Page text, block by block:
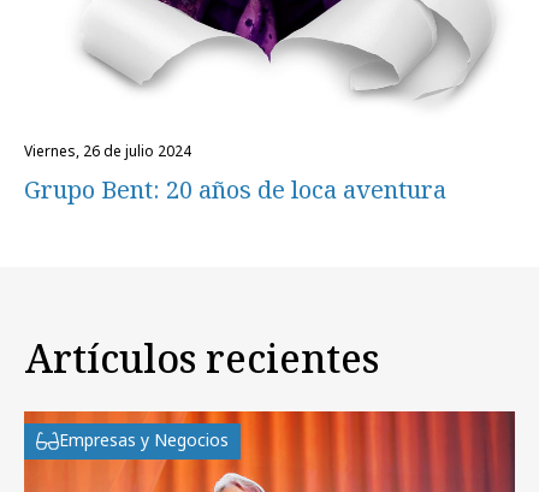
viernes, 26 de julio 2024
Grupo Bent: 20 años de loca aventura
Artículos recientes
Empresas y Negocios